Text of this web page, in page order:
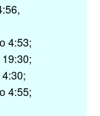
4:53;
4:55;